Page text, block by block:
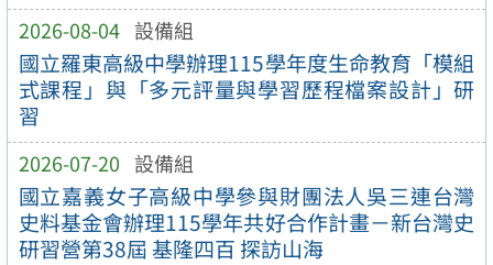
2026-08-04 設備組
國立羅東高級中學辦理115學年度生命教育「模組
式課程」與「多元評量與學習歷程檔案設計」研
習
2026-07-20 設備組
國立嘉義女子高級中學參與財團法人吳三連台灣
史料基金會辦理115學年共好合作計畫－新台灣史
研習營第38屆 基隆四百 探訪山海